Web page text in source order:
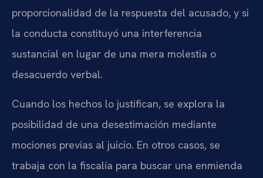
proporcionalidad de la respuesta del acusado, y si
la conducta constituyó una interferencia
sustancial en lugar de una mera molestia o
desacuerdo verbal.
Cuando los hechos lo justifican, se explora la
posibilidad de una desestimación mediante
mociones previas al juicio. En otros casos, se
trabaja con la fiscalía para buscar una enmienda